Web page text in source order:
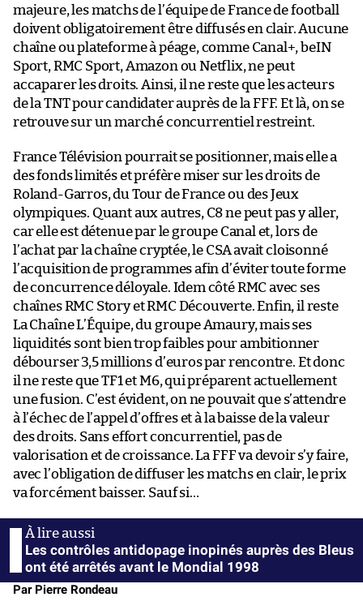
majeure, les matchs de l’équipe de France de football
doivent obligatoirement être diffusés en clair. Aucune
chaîne ou plateforme à péage, comme Canal+, beIN
Sport, RMC Sport, Amazon ou Netflix, ne peut
accaparer les droits. Ainsi, il ne reste que les acteurs
de la TNT pour candidater auprès de la FFF. Et là, on se
retrouve sur un marché concurrentiel restreint.
France Télévision pourrait se positionner, mais elle a
des fonds limités et préfère miser sur les droits de
Roland-Garros, du Tour de France ou des Jeux
olympiques. Quant aux autres, C8 ne peut pas y aller,
car elle est détenue par le groupe Canal et, lors de
l’achat par la chaîne cryptée, le CSA avait cloisonné
l’acquisition de programmes afin d’éviter toute forme
de concurrence déloyale. Idem côté RMC avec ses
chaînes RMC Story et RMC Découverte. Enfin, il reste
La Chaîne L’Équipe, du groupe Amaury, mais ses
liquidités sont bien trop faibles pour ambitionner
débourser 3,5 millions d’euros par rencontre. Et donc
il ne reste que TF1 et M6, qui préparent actuellement
une fusion. C’est évident, on ne pouvait que s’attendre
à l’échec de l’appel d’offres et à la baisse de la valeur
des droits. Sans effort concurrentiel, pas de
valorisation et de croissance. La FFF va devoir s’y faire,
avec l’obligation de diffuser les matchs en clair, le prix
va forcément baisser. Sauf si…
Les contrôles antidopage inopinés auprès des Bleus
ont été arrêtés avant le Mondial 1998
Par Pierre Rondeau